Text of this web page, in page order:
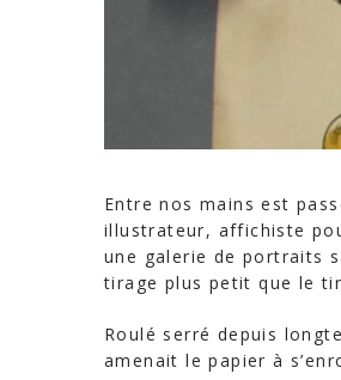
Entre nos mains est
illustrateur, affichiste
une galerie de portraits
tirage plus petit que le
Roulé serré depuis
amenait le papier à